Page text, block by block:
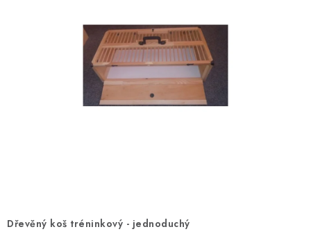
Dřevěný koš tréninkový - jednoduchý